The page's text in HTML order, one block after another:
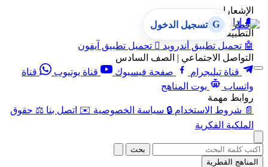
الإشعارات
🔔 إدارة الإشعارات
التطبيقات
🤖 تحميل تطبيق أندرويد  تحميل تطبيق آيفون
التواصل الاجتماعي | الصف السادس
قناة تيليجرام
صفحة فيسبوك قناة يوتيوب
قناة
واتساب
بوت المناهج
روابط مهمة
📄 شروط الاستخدام 🔒 سياسة الخصوصية ✉️ اتصل بنا ⚖️ حقوق
الملكية الفكرية
G تسجيل الدخول
بحث
المناهج القطرية